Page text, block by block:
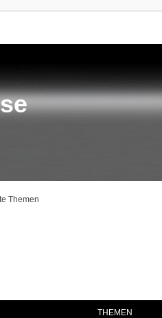
Themen
THEMEN